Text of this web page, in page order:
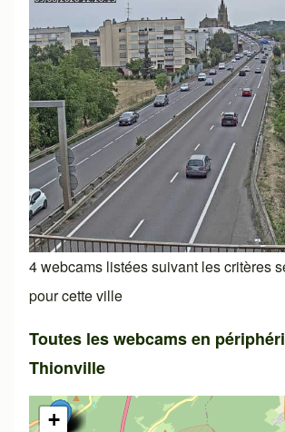
4 webcams listées suivant les critères
pour cette ville
Toutes les webcams en
Thionville
+